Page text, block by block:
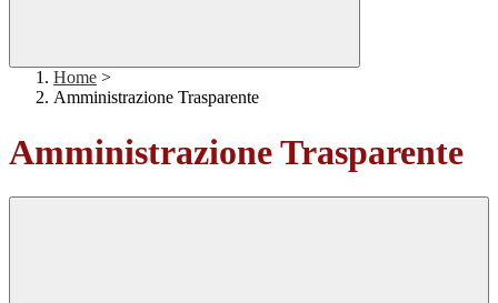
Home >
Amministrazione Trasparente
Amministrazione Trasparente